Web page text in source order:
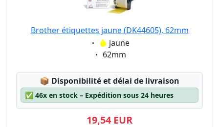
Brother étiquettes jaune (DK44605), 62mm
Eigenschaft:
jaune
Eigenschaft:
62mm
📦 Lagerstatus:
Disponibilité et délai de livraison
✅ 46x en stock – Expédition sous 24 heures
19,54 EUR